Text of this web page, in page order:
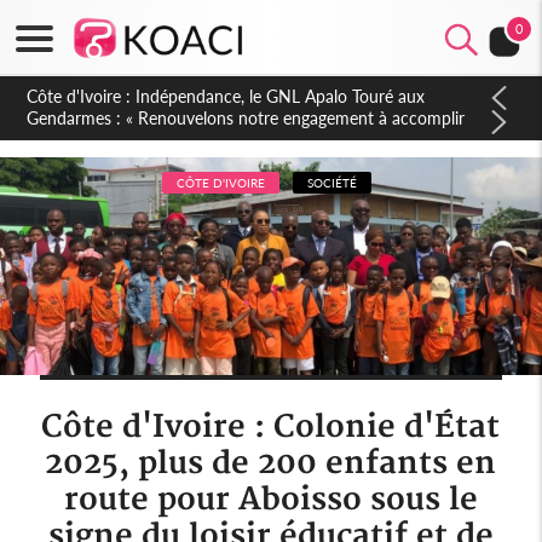
0
Sierra Leone : Un projet de réforme constitutionnelle en
gestation, points clés des amendements, un exclu d'avance
CÔTE D'IVOIRE SOCIÉTÉ
Côte d'Ivoire : Colonie d'État
2025, plus de 200 enfants en
route pour Aboisso sous le